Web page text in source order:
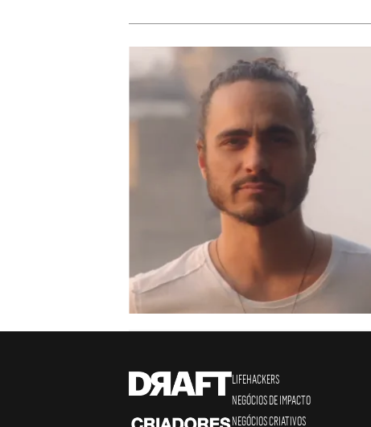
LIFEHACKERS
NEGÓCIOS DE IMPACTO
NEGÓCIOS CRIATIVOS